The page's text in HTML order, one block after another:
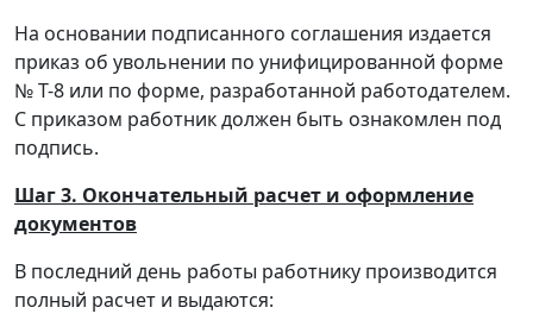
На основании подписанного соглашения издается
приказ об увольнении по унифицированной форме
№ Т-8 или по форме, разработанной работодателем.
С приказом работник должен быть ознакомлен под
подпись.
Шаг 3. Окончательный расчет и оформление
документов
В последний день работы работнику производится
полный расчет и выдаются: